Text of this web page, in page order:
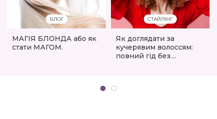
БЛОГ
МАГІЯ БЛОНДА або як
стати МАГОМ.
СТАЙЛІНГ
Як доглядати за
кучерявим волоссям:
повний гід без